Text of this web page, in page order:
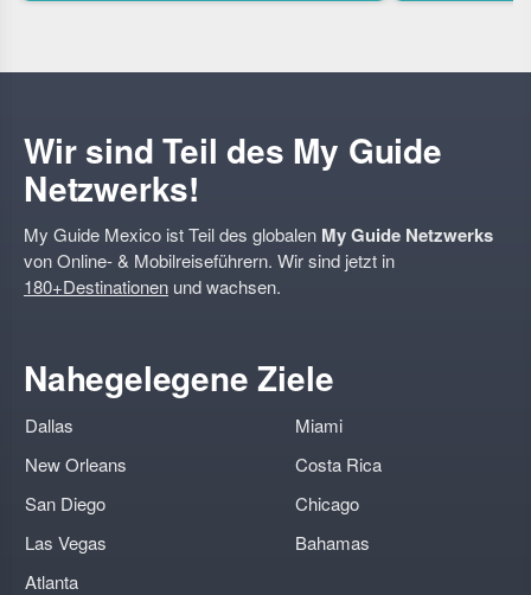
Wir sind Teil des My Guide
Netzwerks!
My Guide Mexico ist Teil des globalen My Guide Netzwerks
von Online- & Mobilreiseführern. Wir sind jetzt in
180+Destinationen und wachsen.
Nahegelegene Ziele
Dallas
New Orleans
San Diego
Las Vegas
Atlanta
Miami
Costa Rica
Chicago
Bahamas